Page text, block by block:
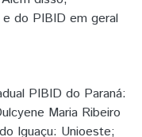
do PIBID em geral
PIBID do Paraná:
Maria Ribeiro
Iguaçu: Unioeste;